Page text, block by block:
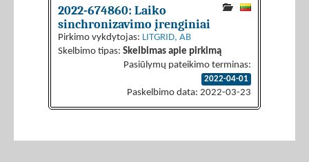
2022-674860: Laiko
sinchronizavimo įrenginiai
Pirkimo vykdytojas: LITGRID, AB
Skelbimo tipas: Skelbimas apie pirkimą
Pasiūlymų pateikimo terminas:
2022-04-01
Paskelbimo data: 2022-03-23